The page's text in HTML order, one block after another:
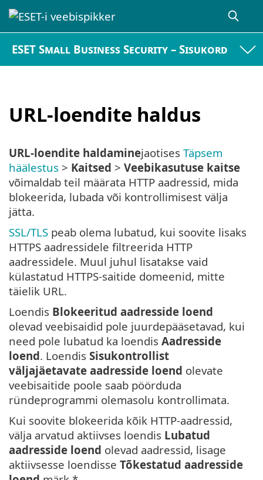
ESET Small Business Security – Sisukord
URL-loendite haldus
URL-loendite haldaminejaotises Täpsem
häälestus > Kaitsed > Veebikasutuse kaitse
võimaldab teil määrata HTTP aadressid, mida
blokeerida, lubada või kontrollimisest välja
jätta.
SSL/TLS peab olema lubatud, kui soovite lisaks
HTTPS aadressidele filtreerida HTTP
aadressidele. Muul juhul lisatakse vaid
külastatud HTTPS-saitide domeenid, mitte
täielik URL.
Loendis Blokeeritud aadresside loend
olevad veebisaidid pole juurdepääsetavad, kui
need pole lubatud ka loendis Aadresside
loend. Loendis Sisukontrollist
väljajäetavate aadresside loend olevate
veebisaitide poole saab pöörduda
ründeprogrammi olemasolu kontrollimata.
Kui soovite blokeerida kõik HTTP-aadressid,
välja arvatud aktiivses loendis Lubatud
aadresside loend olevad aadressid, lisage
aktiivsesse loendisse Tõkestatud aadresside